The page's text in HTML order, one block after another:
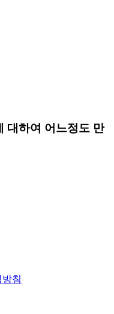
대하여 어느정도 만
침